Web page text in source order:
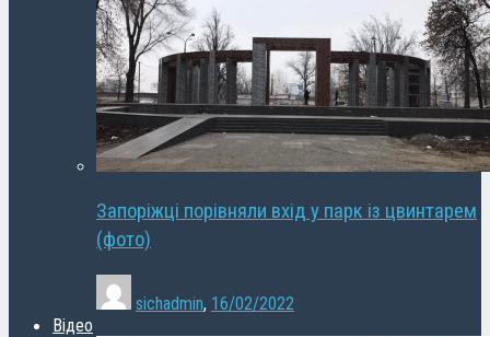
Запоріжці порівняли вхід у парк із цвинтарем
(фото)
sichadmin, 16/02/2022
Відео